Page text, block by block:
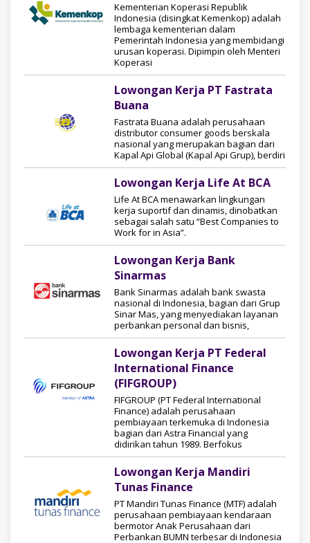
Kementerian Koperasi Republik
Indonesia (disingkat Kemenkop) adalah
lembaga kementerian dalam
Pemerintah Indonesia yang membidangi
urusan koperasi. Dipimpin oleh Menteri
Koperasi
Lowongan Kerja PT Fastrata
Buana
Fastrata Buana adalah perusahaan
distributor consumer goods berskala
nasional yang merupakan bagian dari
Kapal Api Global (Kapal Api Grup), berdiri
Lowongan Kerja Life At BCA
Life At BCA menawarkan lingkungan
kerja suportif dan dinamis, dinobatkan
sebagai salah satu “Best Companies to
Work for in Asia”.
Lowongan Kerja Bank
Sinarmas
Bank Sinarmas adalah bank swasta
nasional di Indonesia, bagian dari Grup
Sinar Mas, yang menyediakan layanan
perbankan personal dan bisnis,
Lowongan Kerja PT Federal
International Finance
(FIFGROUP)
FIFGROUP (PT Federal International
Finance) adalah perusahaan
pembiayaan terkemuka di Indonesia
bagian dari Astra Financial yang
didirikan tahun 1989. Berfokus
Lowongan Kerja Mandiri
Tunas Finance
PT Mandiri Tunas Finance (MTF) adalah
perusahaan pembiayaan kendaraan
bermotor Anak Perusahaan dari
Perbankan BUMN terbesar di Indonesia